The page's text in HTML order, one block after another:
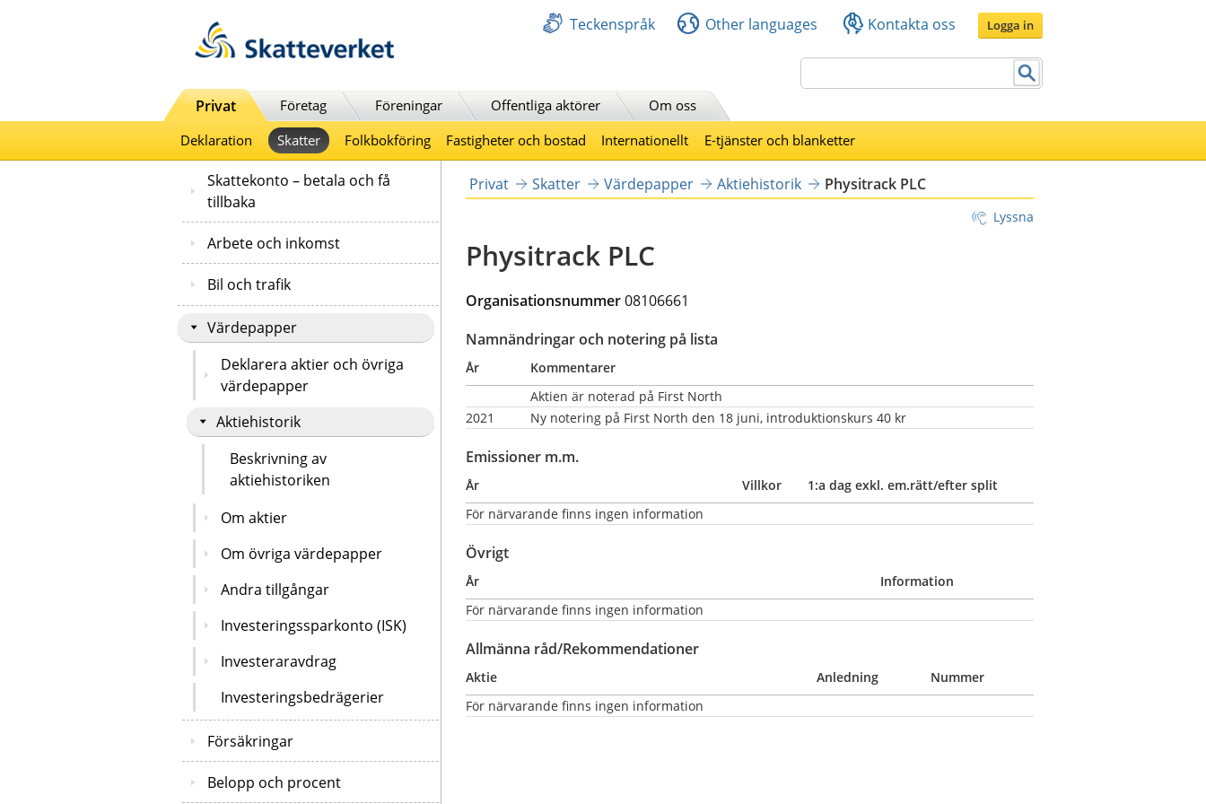
Teckenspråk Other languages Kontakta oss Logga in
Privat Företag Föreningar Offentliga aktörer
Om oss
Deklaration
Skatter Folkbokföring Fastigheter och bostad Internationellt E-tjänster och blanketter
Skattekonto – betala och få
tillbaka
Arbete och inkomst
Bil och trafik
Värdepapper
Deklarera aktier och övriga
värdepapper
Aktiehistorik
Beskrivning av
aktiehistoriken
Om aktier
Om övriga värdepapper
Andra tillgångar
Investeringssparkonto (ISK)
Investeraravdrag
Investeringsbedrägerier
Försäkringar
Belopp och procent
Privat Skatter Värdepapper Aktiehistorik Physitrack PLC
Lyssna
Physitrack PLC
Organisationsnummer 08106661
Namnändringar och notering på lista
År
Kommentarer
Aktien är noterad på First North
2021
Ny notering på First North den 18 juni, introduktionskurs 40 kr
Emissioner m.m.
År Villkor
1:a dag exkl. em.rätt/efter split
För närvarande finns ingen information
Övrigt
År
Information
För närvarande finns ingen information
Allmänna råd/Rekommendationer
Aktie Anledning
Nummer
För närvarande finns ingen information